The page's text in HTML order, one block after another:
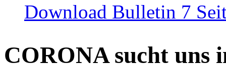
Download Bulletin 7
CORONA sucht uns